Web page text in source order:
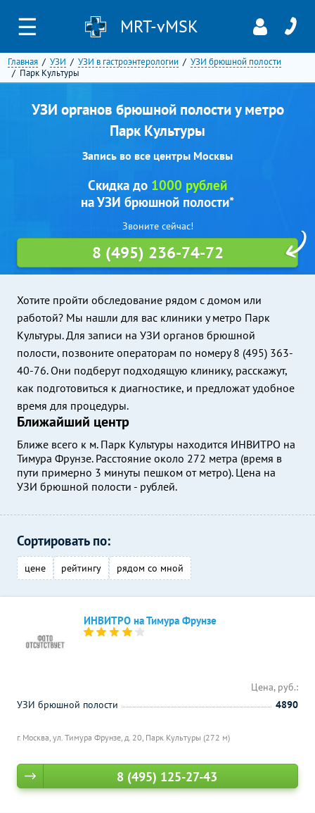
☰ MRT-vMSK
Главная УЗИ УЗИ в гастроэнтерологии
УЗИ брюшной полости
Парк Культуры
УЗИ органов брюшной полости у метро
Парк Культуры
Запись во все центры Москвы
Хотите пройти обследование рядом с домом или
работой? Мы нашли для вас клиники у метро Парк
Культуры. Для записи на УЗИ органов брюшной
полости, позвоните операторам по номеру 8 (495) 363-
40-76. Они подберут подходящую клинику, расскажут,
как подготовиться к диагностике, и предложат удобное
время для процедуры.
Ближайший центр
Ближе всего к м. Парк Культуры находится ИНВИТРО на
Тимура Фрунзе. Расстояние около 272 метра (время в
пути примерно 3 минуты пешком от метро). Цена на
УЗИ брюшной полости - рублей.
Скидка до 1000 рублей
на УЗИ брюшной полости*
Звоните сейчас!
8 (495) 236-74-72
Сортировать по:
цене рейтингу рядом со мной
ИНВИТРО на Тимура Фрунзе
г. Москва, ул. Тимура Фрунзе, д. 20, Парк Культуры (272 м)
Цена, руб.:
УЗИ брюшной полости
4890
8 (495) 125-27-43